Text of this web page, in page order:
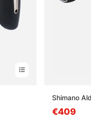
Shimano
€409